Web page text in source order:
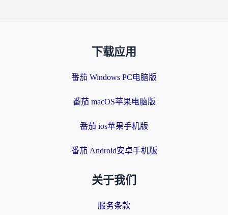
下载应用
番茄 Windows PC电脑版
番茄 macOS苹果电脑版
番茄 ios苹果手机版
番茄 Android安卓手机版
关于我们
服务条款